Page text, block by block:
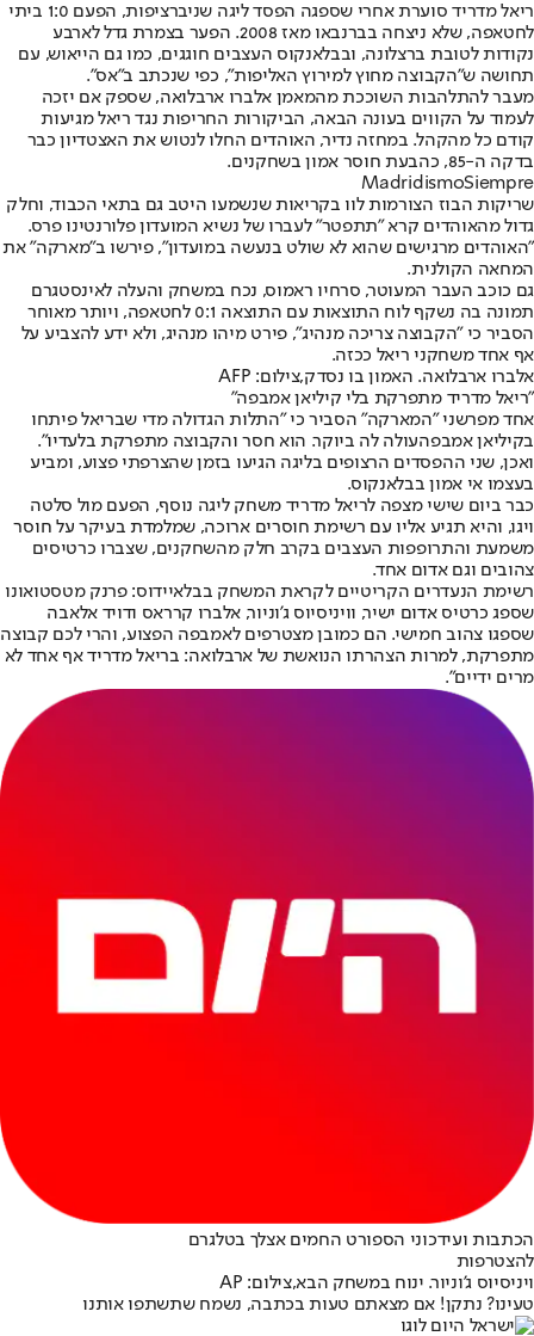
ריאל מדריד סוערת אחרי שספגה הפסד ליגה שני
ברציפות, הפעם 1:0 ביתי
לחטאפה, שלא ניצחה בברנבאו מאז 2008. הפער בצמרת גדל לארבע
נקודות לטובת ברצלונה, ובבלאנקוס העצבים חוגגים, כמו גם הייאוש, עם
תחושה ש"הקבוצה מחוץ למירוץ האליפות", כפי שנכתב ב"אס".
מעבר להתלהבות השוככת מהמאמן אלברו ארבלואה, שספק אם יזכה
לעמוד על הקווים בעונה הבאה, הביקורות החריפות נגד ריאל מגיעות
קודם כל מהקהל. במחזה נדיר, האוהדים החלו לנטוש את האצטדיון כבר
בדקה ה-85, כהבעת חוסר אמון בשחקנים.
MadridismoSiempre
שריקות הבוז הצורמות לוו בקריאות שנשמעו היטב גם בתאי הכבוד, וחלק
גדול מהאוהדים קרא "תתפטר" לעברו של נשיא המועדון פלורנטינו פרס.
"האוהדים מרגישים שהוא לא שולט בנעשה במועדון", פירשו ב"מארקה" את
המחאה הקולנית.
גם כוכב העבר המעוטר, סרחיו ראמוס, נכח במשחק והעלה לאינסטגרם
תמונה בה נשקף לוח התוצאות עם התוצאה 0:1 לחטאפה, ויותר מאוחר
הסביר כי "הקבוצה צריכה מנהיג", פירט מיהו מנהיג, ולא ידע להצביע על
אף אחד משחקני ריאל ככזה.
אלברו ארבלואה. האמון בו נסדק,צילום: AFP
"ריאל מדריד מתפרקת בלי קיליאן אמבפה"
אחד מפרשני "המארקה" הסביר כי "התלות הגדולה מדי שבריאל פיתחו
בקיליאן אמבפהעולה לה ביוקר. הוא חסר והקבוצה מתפרקת בלעדיו".
ואכן, שני ההפסדים הרצופים בליגה הגיעו בזמן שהצרפתי פצוע, ומביע
בעצמו אי אמון בבלאנקוס.
כבר ביום שישי מצפה לריאל מדריד משחק ליגה נוסף, הפעם מול סלטה
ויגו, והיא תגיע אליו עם רשימת חוסרים ארוכה, שמלמדת בעיקר על חוסר
משמעת והתרופפות העצבים בקרב חלק מהשחקנים, שצברו כרטיסים
צהובים וגם אדום אחד.
רשימת הנעדרים הקריטיים לקראת המשחק בבלאיידוס: פרנק מטסטואונו
שספג כרטיס אדום ישיר, וויניסיוס ג'וניור, אלברו קרראס ודויד אלאבה
שספגו צהוב חמישי. הם כמובן מצטרפים לאמבפה הפצוע, והרי לכם קבוצה
מתפרקת, למרות הצהרתו הנואשת של ארבלואה: בריאל מדריד אף אחד לא
מרים ידיים".
הכתבות ועידכוני הספורט החמים אצלך בטלגרם
להצטרפות
ויניסיוס ג'וניור. ינוח במשחק הבא,צילום: AP
טעינו? נתקן! אם מצאתם טעות בכתבה, נשמח שתשתפו אותנו